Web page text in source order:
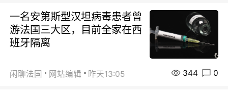
一名安第斯型汉坦病毒患者曾
游法国三大区，目前全家在西
班牙隔离
闲聊法国 网站编辑 昨天13:05 344 0